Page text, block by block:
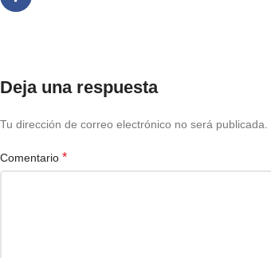
Deja una respuesta
Tu dirección de correo electrónico no será publicada.
Comentario *